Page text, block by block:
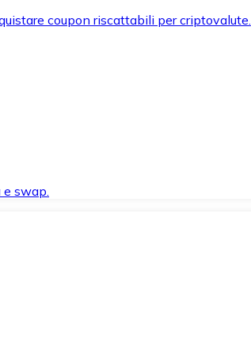
coupon riscattabili per criptovalute.
swap.